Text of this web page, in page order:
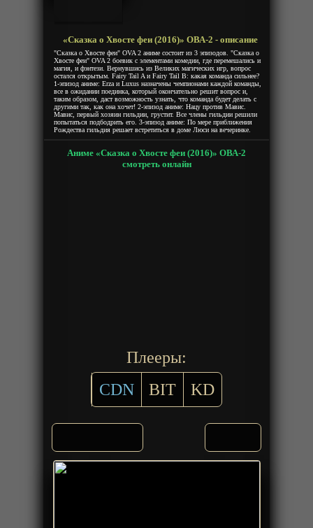
«Сказка о Хвосте феи (2016)» ОВА-2 - описание
"Сказка о Хвосте феи" OVA 2 аниме состоит из 3 эпизодов. "Сказка о
Хвосте феи" OVA 2 боевик с элементами комедии, где перемешались и
магия, и фэнтези. Вернувшись из Великих магических игр, вопрос
остался открытым. Fairy Tail A и Fairy Tail B: какая команда сильнее?
1-эпизод аниме: Erza и Luxus назначены чемпионами каждой команды,
все в ожидании поединка, который окончательно решит вопрос и,
таким образом, даст возможность узнать, что команда будет делать с
другими так, как она хочет! 2-эпизод аниме: Нацу против Мавис.
Мавис, первый хозяин гильдии, грустит. Все члены гильдии решили
попытаться подбодрить его. 3-эпизод аниме: По мере приближения
Рождества гильдия решает встретиться в доме Люси на вечеринке.
Аниме «Сказка о Хвосте феи (2016)» ОВА-2
смотреть онлайн
Плееры:
CDN
BIT KD